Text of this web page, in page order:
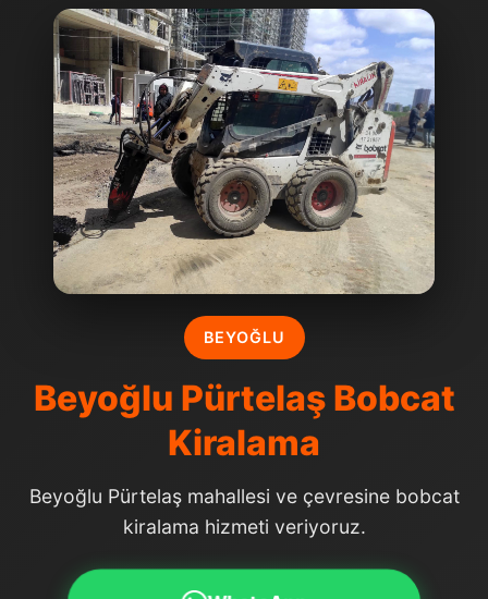
BEYOĞLU
Beyoğlu Pürtelaş Bobcat
Kiralama
Beyoğlu Pürtelaş mahallesi ve çevresine bobcat
kiralama hizmeti veriyoruz.